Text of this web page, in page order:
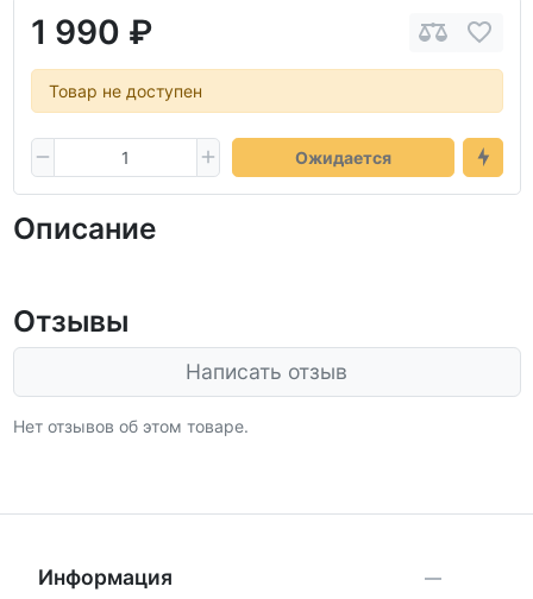
1 990 ₽
Товар не доступен
Ожидается
Описание
Отзывы
Написать отзыв
Нет отзывов об этом товаре.
Информация